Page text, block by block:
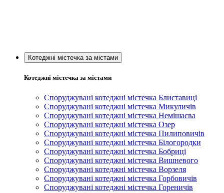
Котеджні містечка за містами
Котеджні містечка за містами
Споруджувані котеджні містечка Блиставиці
Споруджувані котеджні містечка Микуличів
Споруджувані котеджні містечка Немішаєва
Споруджувані котеджні містечка Озер
Споруджувані котеджні містечка Пилиповичів
Споруджувані котеджні містечка Білогородки
Споруджувані котеджні містечка Бобриці
Споруджувані котеджні містечка Вишневого
Споруджувані котеджні містечка Ворзеля
Споруджувані котеджні містечка Горбовичів
Споруджувані котеджні містечка Гореничів